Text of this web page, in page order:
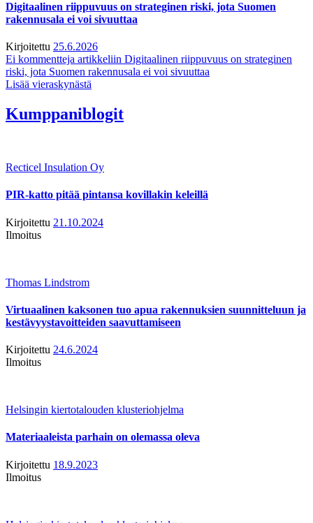
Digitaalinen riippuvuus on strateginen riski, jota Suomen
rakennusala ei voi sivuuttaa
Kirjoitettu 25.6.2026
Ei kommentteja artikkeliin Digitaalinen riippuvuus on strateginen
riski, jota Suomen rakennusala ei voi sivuuttaa
Lisää vieraskynästä
Kumppaniblogit
Recticel Insulation Oy
PIR-katto pitää pintansa kovillakin keleillä
Kirjoitettu 21.10.2024
Ilmoitus
Thomas Lindstrom
Virtuaalinen kaksonen tuo apua rakennuksien suunnitteluun ja
kestävyystavoitteiden saavuttamiseen
Kirjoitettu 24.6.2024
Ilmoitus
Helsingin kiertotalouden klusteriohjelma
Materiaaleista parhain on olemassa oleva
Kirjoitettu 18.9.2023
Ilmoitus